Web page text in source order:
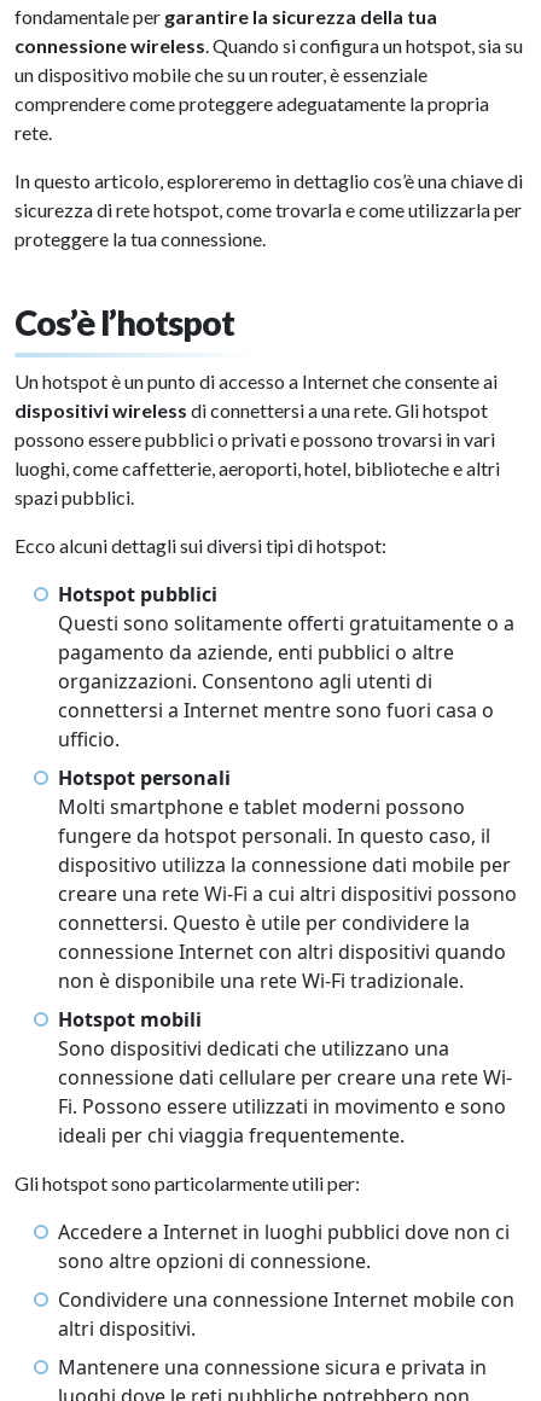
fondamentale per garantire la sicurezza della tua
connessione wireless. Quando si configura un hotspot, sia su
un dispositivo mobile che su un router, è essenziale
comprendere come proteggere adeguatamente la propria
rete.
In questo articolo, esploreremo in dettaglio cos’è una chiave di
sicurezza di rete hotspot, come trovarla e come utilizzarla per
proteggere la tua connessione.
Cos’è l’hotspot
Un hotspot è un punto di accesso a Internet che consente ai
dispositivi wireless di connettersi a una rete. Gli hotspot
possono essere pubblici o privati e possono trovarsi in vari
luoghi, come caffetterie, aeroporti, hotel, biblioteche e altri
spazi pubblici.
Ecco alcuni dettagli sui diversi tipi di hotspot:
Hotspot pubblici
Questi sono solitamente offerti gratuitamente o a
pagamento da aziende, enti pubblici o altre
organizzazioni. Consentono agli utenti di
connettersi a Internet mentre sono fuori casa o
ufficio.
Hotspot personali
Molti smartphone e tablet moderni possono
fungere da hotspot personali. In questo caso, il
dispositivo utilizza la connessione dati mobile per
creare una rete Wi-Fi a cui altri dispositivi possono
connettersi. Questo è utile per condividere la
connessione Internet con altri dispositivi quando
non è disponibile una rete Wi-Fi tradizionale.
Hotspot mobili
Sono dispositivi dedicati che utilizzano una
connessione dati cellulare per creare una rete Wi-
Fi. Possono essere utilizzati in movimento e sono
ideali per chi viaggia frequentemente.
Gli hotspot sono particolarmente utili per:
Accedere a Internet in luoghi pubblici dove non ci
sono altre opzioni di connessione.
Condividere una connessione Internet mobile con
altri dispositivi.
Mantenere una connessione sicura e privata in